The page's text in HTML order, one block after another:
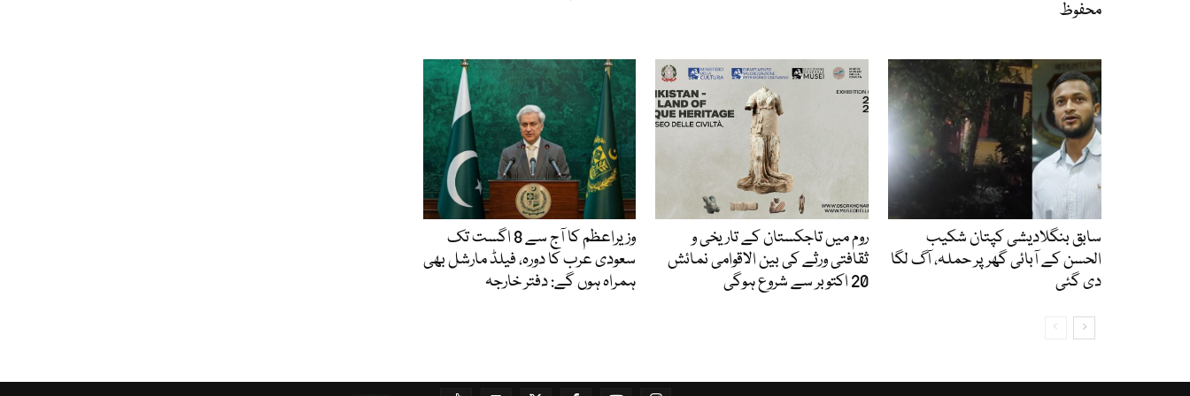
محفوظ
وزیراعظم کا آج سے 8 اگست تک
سعودی عرب کا دورہ، فیلڈ مارشل بھی
ہمراہ ہوں گے: دفتر خارجہ
روم میں تاجکستان کے تاریخی و
ثقافتی ورثے کی بین الاقوامی نمائش
20 اکتوبر سے شروع ہوگی
سابق بنگلادیشی کپتان شکیب
الحسن کے آبائی گھر پر حملہ، آگ لگا
دی گئی